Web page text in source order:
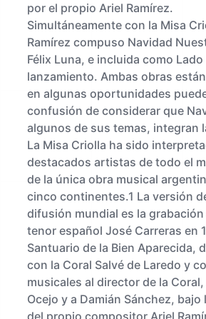
por el propio Ariel Ramírez.
Simultáneamente con la Misa
Ramírez compuso Navidad
Félix Luna, e incluida como
lanzamiento. Ambas obras
en algunas oportunidades
confusión de considerar que
algunos de sus temas, integran
La Misa Criolla ha sido
destacados artistas de todo el
de la única obra musical
cinco continentes.1 La versión
difusión mundial es la grabación
tenor español José Carreras en
Santuario de la Bien Aparecida,
con la Coral Salvé de Laredo y
musicales al director de la
Ocejo y a Damián Sánchez,
del propio compositor Ariel